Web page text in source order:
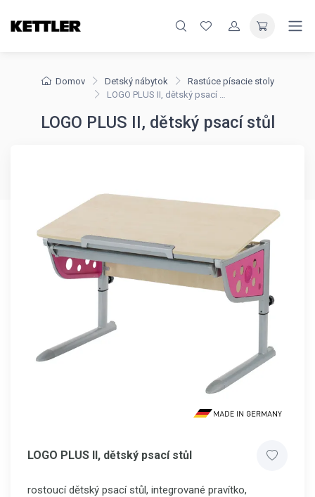
Domov Detský nábytok
Rastúce písacie stoly
LOGO PLUS II, dětský psací stůl
LOGO PLUS II, dětský psací stůl
LOGO PLUS II, dětský psací stůl
rostoucí dětský psací stůl, integrované pravítko,